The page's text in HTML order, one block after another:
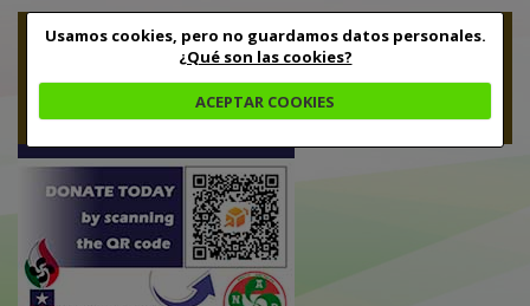
Usamos cookies, pero no guardamos datos personales.
¿Qué son las cookies?
ACEPTAR COOKIES